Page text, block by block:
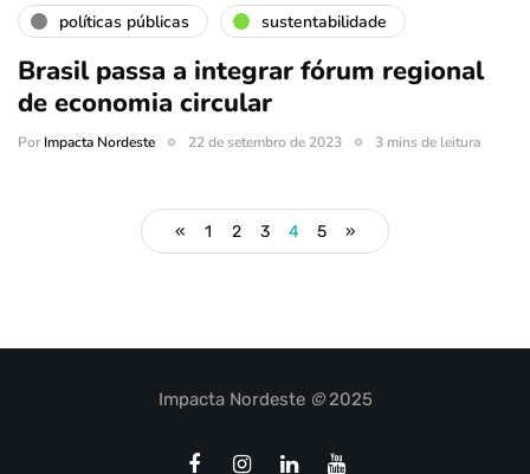
políticas públicas sustentabilidade
Brasil passa a integrar fórum regional
de economia circular
PorImpacta Nordeste 22 de setembro de 2023 3 mins de leitura
« 1 2 3 4 5 »
Impacta Nordeste ©2025